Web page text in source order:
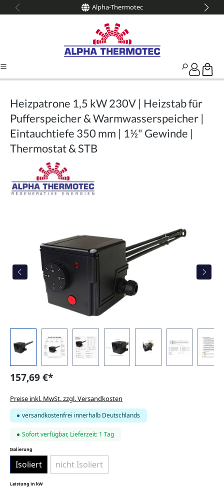
springen Alpha-Thermotec
Heizpatrone 1,5 kW 230V | Heizstab für
Pufferspeicher & Warmwasserspeicher |
Eintauchtiefe 350 mm | 1½" Gewinde |
Thermostat & STB
157,69 €*
Preise inkl. MwSt. zzgl. Versandkosten
versandkostenfrei innerhalb Deutschlands
Sofort verfügbar, Lieferzeit: 1 Tag
Isolierung
Isoliert nicht Isoliert(Diese Option ist zurzeit nicht verfügbar.)
Leistung in kWauswählen